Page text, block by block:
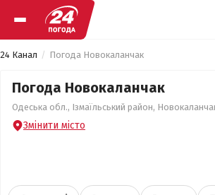
24 Канал Погода Новокаланчак
Погода Новокаланчак
Одеська обл., Ізмаїльський район,
Змінити місто